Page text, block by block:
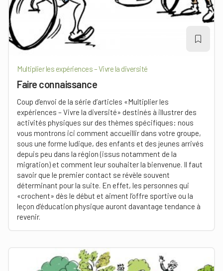
Multiplier les expériences – Vivre la diversité
Faire connaissance
Coup d’envoi de la série d’articles «Multiplier les
expériences – Vivre la diversité» destinés à illustrer des
activités physiques sur des thèmes spécifiques: nous
vous montrons ici comment accueillir dans votre groupe,
sous une forme ludique, des enfants et des jeunes arrivés
depuis peu dans la région (issus notamment de la
migration) et comment leur souhaiter la bienvenue. Il faut
savoir que le premier contact se révèle souvent
déterminant pour la suite. En effet, les personnes qui
«crochent» dès le début et aiment l’offre sportive ou la
leçon d’éducation physique auront davantage tendance à
revenir.